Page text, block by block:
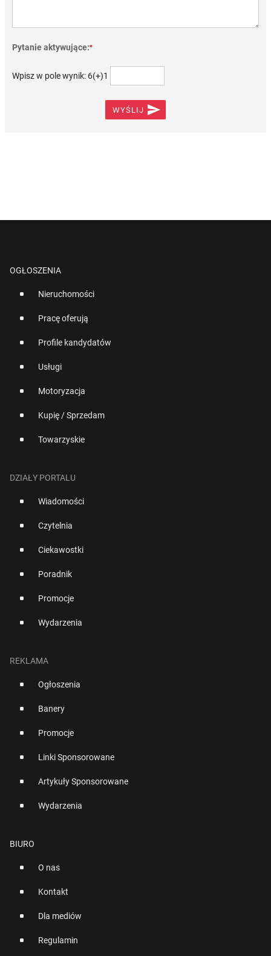
Pytanie aktywujące:*
Wpisz w pole wynik: 6(+)1
WYŚLIJ 
OGŁOSZENIA
Nieruchomości
Pracę oferują
Profile kandydatów
Usługi
Motoryzacja
Kupię / Sprzedam
Towarzyskie
DZIAŁY PORTALU
Wiadomości
Czytelnia
Ciekawostki
Poradnik
Promocje
Wydarzenia
REKLAMA
Ogłoszenia
Banery
Promocje
Linki Sponsorowane
Artykuły Sponsorowane
Wydarzenia
BIURO
O nas
Kontakt
Dla mediów
Regulamin